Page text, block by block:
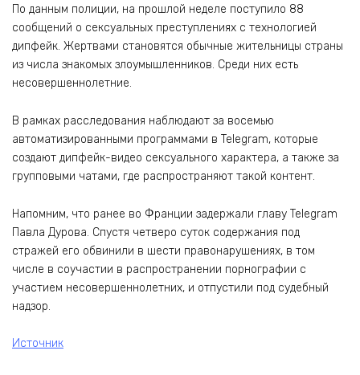
По данным полиции, на прошлой неделе поступило 88
сообщений о сексуальных преступлениях с технологией
дипфейк. Жертвами становятся обычные жительницы страны
из числа знакомых злоумышленников. Среди них есть
несовершеннолетние.
В рамках расследования наблюдают за восемью
автоматизированными программами в Telegram, которые
создают дипфейк-видео сексуального характера, а также за
групповыми чатами, где распространяют такой контент.
Напомним, что ранее во Франции задержали главу Telegram
Павла Дурова. Спустя четверо суток содержания под
стражей его обвинили в шести правонарушениях, в том
числе в соучастии в распространении порнографии с
участием несовершеннолетних, и отпустили под судебный
надзор.
Источник